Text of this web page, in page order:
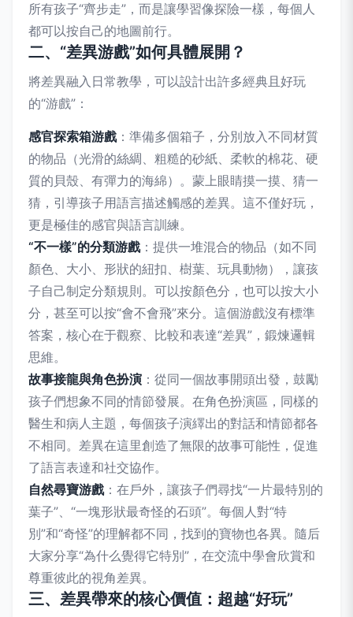
所有孩子“齊步走”，而是讓學習像探險一樣，每個人
都可以按自己的地圖前行。
二、“差異游戲”如何具體展開？
將差異融入日常教學，可以設計出許多經典且好玩
的“游戲”：
感官探索箱游戲：準備多個箱子，分別放入不同材質
的物品（光滑的絲綢、粗糙的砂紙、柔軟的棉花、硬
質的貝殼、有彈力的海綿）。蒙上眼睛摸一摸、猜一
猜，引導孩子用語言描述觸感的差異。這不僅好玩，
更是極佳的感官與語言訓練。
“不一樣”的分類游戲：提供一堆混合的物品（如不同
顏色、大小、形狀的紐扣、樹葉、玩具動物），讓孩
子自己制定分類規則。可以按顏色分，也可以按大小
分，甚至可以按“會不會飛”來分。這個游戲沒有標準
答案，核心在于觀察、比較和表達“差異”，鍛煉邏輯
思維。
故事接龍與角色扮演 ：從同一個故事開頭出發，鼓勵
孩子們想象不同的情節發展。在角色扮演區，同樣的
醫生和病人主題，每個孩子演繹出的對話和情節都各
不相同。差異在這里創造了無限的故事可能性，促進
了語言表達和社交協作。
自然尋寶游戲：在戶外，讓孩子們尋找“一片最特別的
葉子”、“一塊形狀最奇怪的石頭”。每個人對“特
別”和“奇怪”的理解都不同，找到的寶物也各異。隨后
大家分享“為什么覺得它特別”，在交流中學會欣賞和
尊重彼此的視角差異。
三、差異帶來的核心價值：超越“好玩”